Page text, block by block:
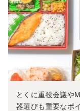
とくに重役会議や
器選びも重要なポ